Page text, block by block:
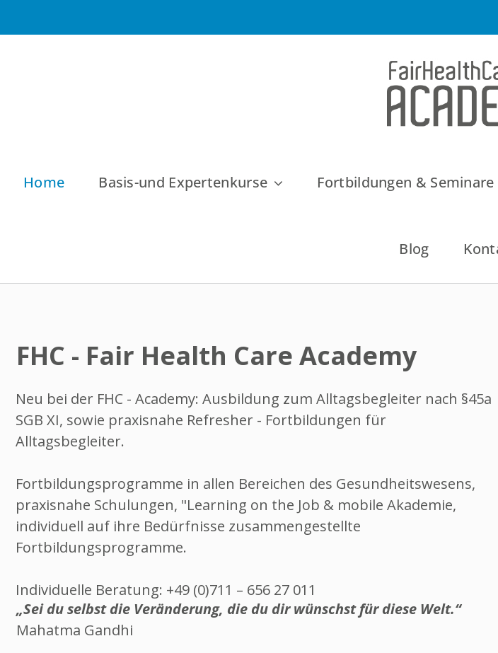
Home Basis-und Expertenkurse Fortbildungen & Seminare
Blog
FHC - Fair Health Care Academy
Neu bei der FHC - Academy: Ausbildung zum Alltagsbegleiter nach §45a
SGB XI, sowie praxisnahe Refresher - Fortbildungen für
Alltagsbegleiter.
Fortbildungsprogramme in allen Bereichen des Gesundheitswesens,
praxisnahe Schulungen, "Learning on the Job & mobile Akademie,
individuell auf ihre Bedürfnisse zusammengestellte
Fortbildungsprogramme.
Individuelle Beratung: +49 (0)711 – 656 27 011
„Sei du selbst die Veränderung, die du dir wünschst für diese Welt.“
Mahatma Gandhi